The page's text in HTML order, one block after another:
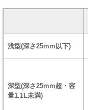
浅型(深さ25mm以下)
深型(深さ25mm超・容
量1.1L未満)